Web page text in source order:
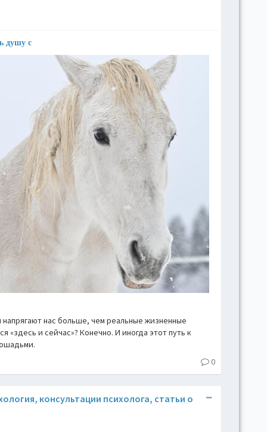
душу с
нас больше, чем реальные жизненные
«здесь и сейчас»? Конечно. И иногда этот путь к
0
консультации психолога, статьи о